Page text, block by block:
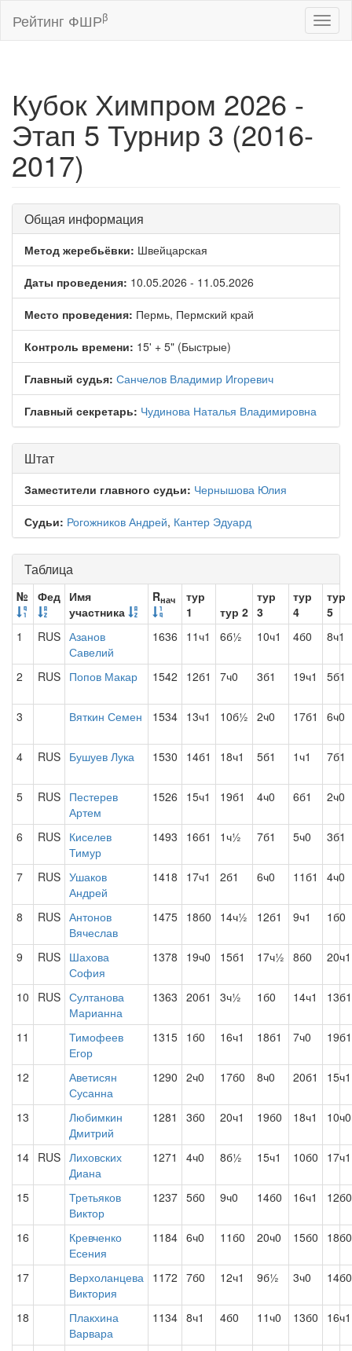
Рейтинг ФШРβ
Кубок Химпром 2026 -
Этап 5 Турнир 3 (2016-
2017)
Общая информация
Метод жеребьёвки: Швейцарская
Даты проведения: 10.05.2026 - 11.05.2026
Место проведения: Пермь, Пермский край
Контроль времени: 15' + 5" (Быстрые)
Главный судья: Санчелов Владимир Игоревич
Главный секретарь: Чудинова Наталья Владимировна
Штат
Заместители главного судьи: Чернышова Юлия
Судьи: Рогожников Андрей, Кантер Эдуард
Таблица
№ Фед Имя
участника
Rнач
тур
1
тур 2
тур
3
тур
4
тур
5
1
RUS Азанов
Савелий
1636 11ч1 6б½ 10ч1 4б0 8ч1
2 RUS Попов Макар 1542 12б1 7ч0 3б1 19ч1 5б1
3 Вяткин Семен 1534 13ч1 10б½ 2ч0 17б1 6ч0
4 RUS Бушуев Лука 1530 14б1 18ч1 5б1 1ч1 7б1
5 RUS Пестерев
Артем
1526 15ч1 19б1 4ч0 6б1 2ч0
6 RUS Киселев
Тимур
1493 16б1 1ч½ 7б1 5ч0 3б1
7 RUS Ушаков
Андрей
1418 17ч1 2б1 6ч0 11б1 4ч0
8 RUS Антонов
Вячеслав
1475 18б0 14ч½ 12б1 9ч1 1б0
9 RUS Шахова
София
1378 19ч0 15б1 17ч½ 8б0 20ч1
10 RUS Султанова
Марианна
1363 20б1 3ч½ 1б0 14ч1 13б1
11
Тимофеев
Егор
1315 1б0 16ч1 18б1 7ч0 19б1
12
Аветисян
Сусанна
1290 2ч0 17б0 8ч0 20б1 15ч1
13
Любимкин
Дмитрий
1281 3б0 20ч1 19б0 18ч1 10ч0
14 RUS Лиховских
Диана
1271 4ч0 8б½ 15ч1 10б0 17ч1
15
Третьяков
Виктор
1237 5б0 9ч0 14б0 16ч1 12б0
16
Кревченко
Есения
1184 6ч0 11б0 20ч0 15б0 18б0
17
Верхоланцева
Виктория
1172 7б0 12ч1 9б½ 3ч0 14б0
18
Плакхина
Варвара
1134 8ч1 4б0 11ч0 13б0 16ч1